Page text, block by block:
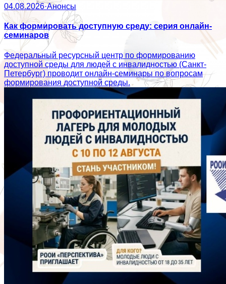
04.08.2026·Анонсы
Как формировать доступную среду: серия онлайн-
семинаров
Федеральный ресурсный центр по формированию
доступной среды для людей с инвалидностью (Санкт-
Петербург) проводит онлайн-семинары по вопросам
формирования доступной среды.